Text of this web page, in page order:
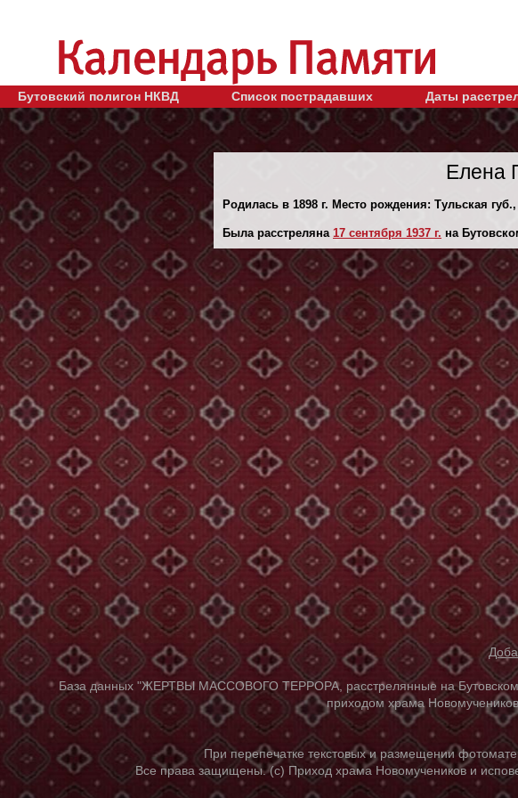
Бутовский полигон НКВД Список пострадавших Даты
Елена
Родилась в 1898 г. Место рождения: Тульская
Была расстреляна 17 сентября 1937 г. на
База данных "ЖЕРТВЫ МАССОВОГО ТЕРРОРА, расстрелянные на Бутовском
приходом храма
При перепечатке текстовых и размещении
Все права защищены. (с) Приход храма Новомучеников и